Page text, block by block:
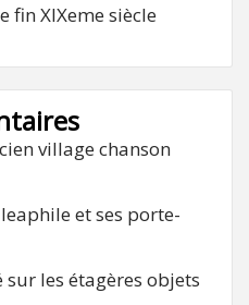
XIXeme siècle
village chanson
et ses porte-
sur les étagères objets